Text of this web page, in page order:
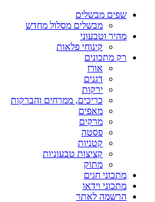
שפים מבשלים
מבשלים מסלול מחדש
מהיר וטבעוני
קינוחי פלאות
רק מתכונים
אורז
דגנים
ירקות
כריכים, ממרחים והברקות
מאפים
מרקים
פסטה
קטניות
קציצות טבעוניות
מתוק
מתכוני חגים
מתכוני וידאו
הרשמה לאתר